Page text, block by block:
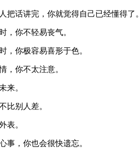
把话讲完，你就觉得自己已经懂得了。
，你不轻易丧气。
，你极容易喜形于色。
，你不太注意。
来。
比别人差。
表。
事，你也会很快遗忘。